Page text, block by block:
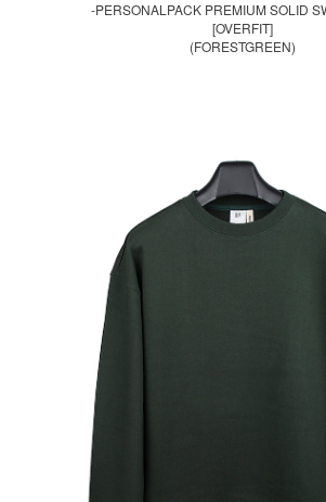
-PERSONALPACK PREMIUM SOLID
[OVERFIT]
(FORESTGREEN)